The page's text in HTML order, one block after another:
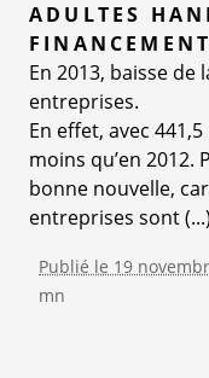
ADULTES
En 2013, baisse de
entreprises.
En effet, avec
moins qu’en
bonne nouvelle,
entreprises sont (...)
Publié le 19
mn